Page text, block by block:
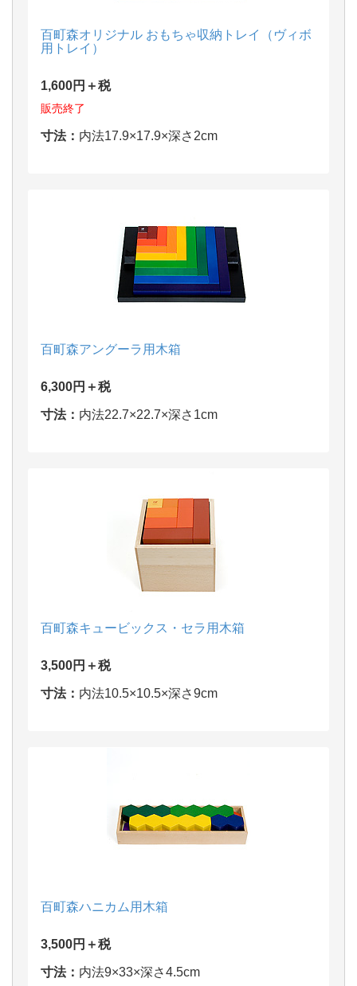
百町森オリジナル おもちゃ収納トレイ（ヴィボ
用トレイ）
1,600円＋税
販売終了
寸法： 内法17.9×17.9×深さ2cm
百町森アングーラ用木箱
6,300円＋税
寸法： 内法22.7×22.7×深さ1cm
百町森キュービックス・セラ用木箱
3,500円＋税
寸法： 内法10.5×10.5×深さ9cm
百町森ハニカム用木箱
3,500円＋税
寸法： 内法9×33×深さ4.5cm